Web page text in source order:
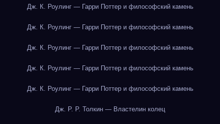
Дж. К. Роулинг — Гарри Поттер и философский камень
Дж. К. Роулинг — Гарри Поттер и философский камень
Дж. К. Роулинг — Гарри Поттер и философский камень
Дж. К. Роулинг — Гарри Поттер и философский камень
Дж. К. Роулинг — Гарри Поттер и философский камень
Дж. Р. Р. Толкин — Властелин колец